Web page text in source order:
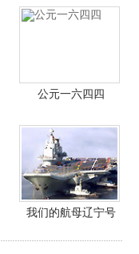
公元一六四四
我们的航母辽宁号